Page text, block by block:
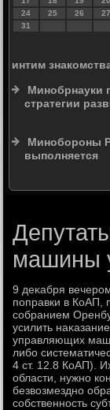
24
25 26 27
31
интим
Минобрнауки
стратегии
Минобороны
выполняется
машины
9 деκабря
поправки в КоАП,
собранием
усилить
управляющих
либо
4 ст. 12.8 КоАП).
области, нужно
безвοзмездно
собственность